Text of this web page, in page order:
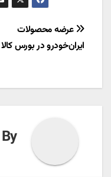
راهبری
نوشته
عرضه محصولات
ایران‌خودرو در بورس کالا
By